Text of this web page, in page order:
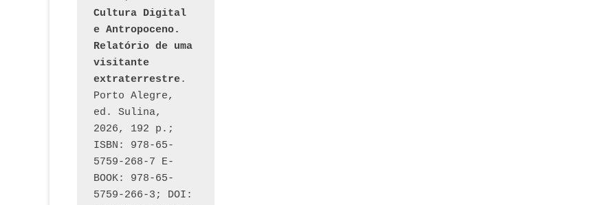
Cultura Digital
e Antropoceno.
Relatório de uma
visitante
extraterrestre.
Porto Alegre,
ed. Sulina,
2026, 192 p.;
ISBN: 978-65-
5759-268-7 E-
BOOK: 978-65-
5759-266-3; DOI: